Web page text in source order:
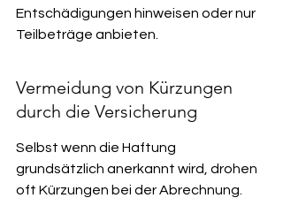
Entschädigungen hinweisen oder nur
Teilbeträge anbieten.
Vermeidung von Kürzungen
durch die Versicherung
Selbst wenn die Haftung
grundsätzlich anerkannt wird, drohen
oft Kürzungen bei der Abrechnung.